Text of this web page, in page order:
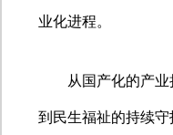
业化进程。
从国产化的产业
到民生福祉的持续